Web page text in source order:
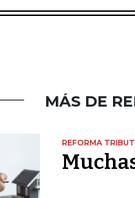
MÁS DE
REFORMA